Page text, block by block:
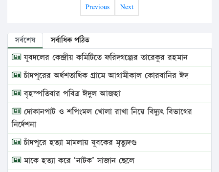
Previous Next
সর্বশেষ সর্বাধিক পঠিত
যুবদলের কেন্দ্রীয় কমিটিতে ফরিদগঞ্জের তারেকুর রহমান
চাঁদপুরের অর্ধশতাধিক গ্রামে আগামীকাল কোরবানির ঈদ
বৃহস্পতিবার পবিত্র ঈদুল আজহা
দোকানপাট ও শপিংমল খোলা রাখা নিয়ে বিদ্যুৎ বিভাগের
নির্দেশনা
চাঁদপুরে হত্যা মামলায় যুবকের মৃত্যুদণ্ড
মাকে হত্যা করে ‘নাটক’ সাজান ছেলে